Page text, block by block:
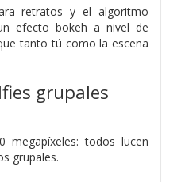
retratos y el algoritmo
efecto bokeh a nivel de
tanto tú como la escena
grupales
megapíxeles: todos lucen
grupales.